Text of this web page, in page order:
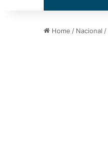
Home / Nacional /